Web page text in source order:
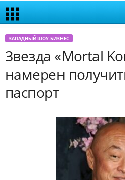
ЗАПАДНЫЙ ШОУ-БИЗНЕС
Звезда «Mortal
намерен
паспорт